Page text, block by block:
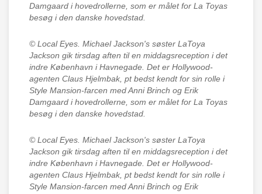
Damgaard i hovedrollerne, som er målet for La Toyas
besøg i den danske hovedstad.
© Local Eyes. Michael Jackson's søster LaToya
Jackson gik tirsdag aften til en middagsreception i det
indre København i Havnegade. Det er Hollywood-
agenten Claus Hjelmbak, pt bedst kendt for sin rolle i
Style Mansion-farcen med Anni Brinch og Erik
Damgaard i hovedrollerne, som er målet for La Toyas
besøg i den danske hovedstad.
© Local Eyes. Michael Jackson's søster LaToya
Jackson gik tirsdag aften til en middagsreception i det
indre København i Havnegade. Det er Hollywood-
agenten Claus Hjelmbak, pt bedst kendt for sin rolle i
Style Mansion-farcen med Anni Brinch og Erik